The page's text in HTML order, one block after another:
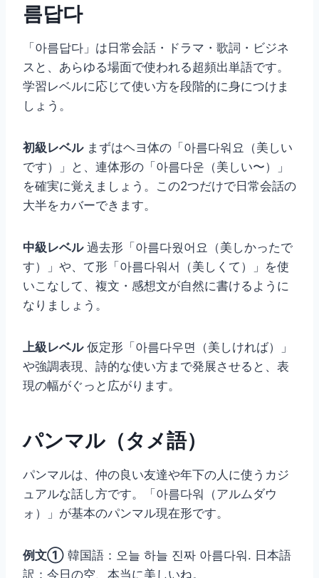
름답다
「아름답다」は日常会話・ドラマ・歌詞・ビジネ
スと、あらゆる場面で使われる超頻出単語です。
学習レベルに応じて使い方を段階的に身につけま
しょう。
初級レベルまずはヘヨ体の「아름다워요（美しい
です）」と、連体形の「아름다운（美しい〜）」
を確実に覚えましょう。この2つだけで日常会話の
大半をカバーできます。
中級レベル過去形「아름다웠어요（美しかったで
す）」や、て形「아름다워서（美しくて）」を使
いこなして、複文・感想文が自然に書けるように
なりましょう。
上級レベル仮定形「아름다우면（美しければ）」
や強調表現、詩的な使い方まで発展させると、表
現の幅がぐっと広がります。
パンマル（タメ語）
パンマルは、仲の良い友達や年下の人に使うカジ
ュアルな話し方です。「아름다워（アルムダウ
ォ）」が基本のパンマル現在形です。
例文① 韓国語：오늘 하늘 진짜 아름다워. 日本語
訳：今日の空、本当に美しいね。